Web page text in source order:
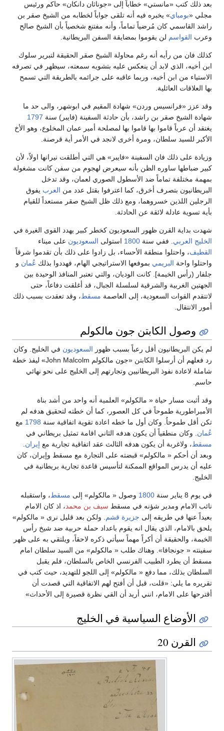
بعد ذلك كتب «مانستي» خطاباً إلى «جوناثان دانكان» حاكم ورئيس
مجلي «بومباي» يخبره فيه أنه تلقى جواباً لخطابه من الشيخ صقر بن
راشد القاسمي كان مُرضياً تماماً، وأنه مفتنع شخصياً بأن الشيخ صالح
وعرب القواسم لن يقوموا بمضايقة السفن البريطانية.
كذلك فان من رأيه أنه رغم محاولة الشيخ صقر الحقيقة لتبرير سلوك
ابن أخيه، الذي لابد أن ينعكس عليه بتشويه سمعته، سيظهر في تصرفه
الاستياء من ابن أخيه، وربما عاقبه على جرائمه بالطريقة التي تسمح
بها العلاقات العائلية.
وقد عزز «فرانسيس وردن» شهادة المقيم في ابوشهر، والى حد ما
شهادة الشيخ صقر بن راشد، بأن حادثة السفينة (فايبر) سنة 1797
يغتقد أن عرباً قاموا بها قاموا بها لمصلحة أمير عمان المخلوع، وهو الأخ
الأكبر للسيد سلطان، ومرة أخرى لانجد في الأمر أية قرصنة.
وزيادة على ذلك فان السفينة «فايبر» هي التي أطلقت نيرانها اولاً، لأن
كبير ضباطها ساوره الظن بأنه سيعرض لهجوم من سفن كانت مشغولة
بمهمة مختلفة تماماً ضد الأسطول الصوري لعمان، وقد تدخل
البريطانيون بتصرف أخرق، كما اعترفوا بقتل عدد من العرب يفوق
الرجلين اللذين خسروهما، ومع ذلك ظل الشيخ صقر مستعداً للقيام
بأية تسوية عادلة لائقة عن الحادثة.
شهدت بداية القرن ظهور السعوديون كخطر كبير يهدد القوى الغيرة في
الخليج العربي . ففي سنة 1800 استولى السعوديون على ميناء
القطيف، واحتلوا منطقة الأحساء، بل زادوا على ذلك بأن تقدموا شرقاً
واحتلوا واحة البريمي بموفعها الاستراتيجي الهام، فهددوا بذلك عُمان و
جلفار (رأس الخيمة]. كانت الوديان، والتي تعتبر المنافذ الوحيدة بين
الجهتين الغربية والشرقية لسلسلة الجبال، قد أغلقت دفاعاً، حتى
لاتتقدم القوات السعودية، إلى العاصمة مسقط، وقد تعقدت بسبب ذلك
أمور الانتقال.
وصول الكابتن جون مالكولم
لم يكن البريطانيون أقل رعباً بسبب ظهور السعوديون في الخليج. وكان
رد فعلهم أن أرسلوا الكابتن «جون مالكولم John Malcolm» ليفذ خطة
شاملة لاعادة نفوذ البريطانيين وتجارتهم إلى الخليج على نحو نهائي
حاسم.
وقد أثبت مسار حياة « مالكولم» العلمية أنه واحد من أشد بناة
الأمبراطورية طموحاً في كل العصور، كما أن خطته لتحقيق هدفه لم
تكن أقل طموحاُ. وكان أول ما خطه اعادة تقوية اتفاقية سنة 1798 مع
عُمان . وكان منطقياً أن يكون هدفه الثاني اقامة تمثيل بريطاني في
مسقط، ولاغربة أن يكون هدفه الثالث عقد اتفاقية تجارية مع إيران
وبعد أن أحكم « مالكولم» قبضته على التجارة مع مسقط وإيران، كان
عليه أن يدرس المواقع الممكنة لتأسيس قاعدة تجارية بريطانية في
الخليج.
في يوم 8 يناير سنة 1800 وصول « مالكولم» إلى مسقط، واستقبله
نائب الامام ومدير شؤنه في مسقط سيف بن محمد، اذ كان الامام
بعيداً عنها في طريقه إلى جزيرة قشم
. ولكن بعد قليل نرى « مالكولم»
يلحق بالامام، الذي يقال انه يقوم باعداد حملة حربية ضد شيخ رأس
الخيمة، والحقيقة أن أكراً مهماً سيأتي ذكره لاحقاً، ويلتقي به على ظهر
سفينته « جونجافا». وهناك طلب « مالكولم» من السيد سلطان امام
مسقط أن يطرد الطبيب الفرنسي الخاص بالسلطان، فلم يقبل
السلطان بذلك، مما دفع « مالكولم» إلى اللجو للتهديد، حيث كتب في
تقريره ما يلي: «قلت، قبل أن أفتح لهم الاتفاقية التي قصدت أن
أقترحها على الامام، انني أريد أن القي نظرة قصيرة إلى الأحداث»
الأوضاع السياسية في الخليج
القرن 20